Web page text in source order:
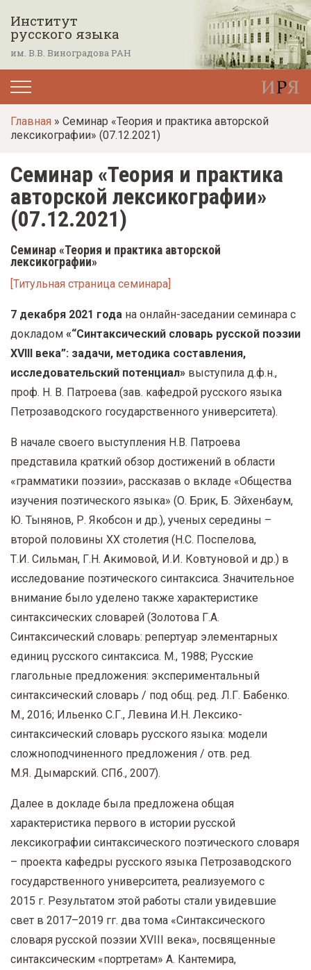
е
т
Институт
русского языка
им. В.В. Виноградова РАН
Главная » Семинар «Теория и практика авторской
лексикографии» (07.12.2021)
Семинар «Теория и практика
авторской лексикографии»
(07.12.2021)
Семинар «Теория и практика авторской
лексикографии»
[Титульная страница семинара]
7 декабря 2021 года на онлайн-заседании семинара с
докладом «“Синтаксический словарь русской поэзии
XVIII века”: задачи, методика составления,
исследовательский потенциал» выступила д.ф.н.,
проф. Н. В. Патроева (зав. кафедрой русского языка
Петрозаводского государственного университета).
В начале своего выступления Н.В. Патроева
представила краткий обзор достижений в области
«грамматики поэзии», рассказав о вкладе «Общества
изучения поэтического языка» (О. Брик, Б. Эйхенбаум,
Ю. Тынянов, Р. Якобсон и др.), ученых середины –
второй половины ХХ столетия (Н.С. Поспелова,
Т.И. Сильман, Г.Н. Акимовой, И.И. Ковтуновой и др.) в
исследование поэтического синтаксиса. Значительное
внимание было уделено также характеристике
синтаксических словарей (Золотова Г.А.
Синтаксический словарь: репертуар элементарных
единиц русского синтаксиса. М., 1988; Русские
глагольные предложения: экспериментальный
синтаксический словарь / под общ. ред. Л.Г. Бабенко.
М., 2016; Ильенко С.Г., Левина И.Н. Лексико-
синтаксический словарь русского языка: модели
сложноподчиненного предложения / отв. ред.
М.Я. Дымарский. СПб., 2007).
Далее в докладе была предложена общая
характеристика первого в истории русской
лексикографии синтаксического поэтического словаря
– проекта кафедры русского языка Петрозаводского
государственного университета, реализуемого с
2015 г. Результатом этой работы стали увидевшие
свет в 2017–2019 гг. два тома «Синтаксического
словаря русской поэзии XVIII века», посвященные
синтаксическим «портретам» А. Кантемира,